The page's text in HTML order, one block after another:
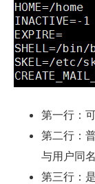
第一行：
第二行：
与用户同
第三行：